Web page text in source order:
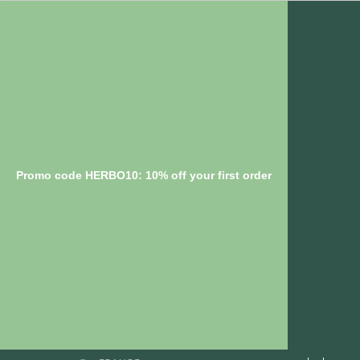
Promo code HERBO10: 10% off your first order